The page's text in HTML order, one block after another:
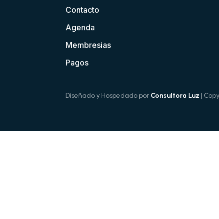
Contacto
Agenda
Membresias
Pagos
Diseñado y Hospedado por Consultora Luz |